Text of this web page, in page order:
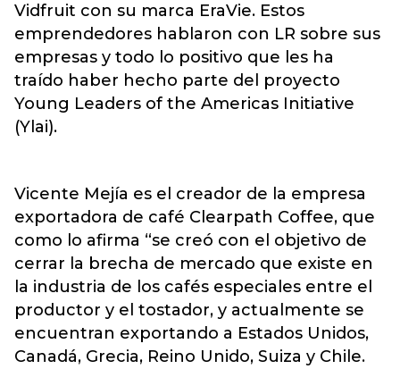
Vidfruit con su marca EraVie. Estos
emprendedores hablaron con LR sobre sus
empresas y todo lo positivo que les ha
traído haber hecho parte del proyecto
Young Leaders of the Americas Initiative
(Ylai).
Vicente Mejía es el creador de la empresa
exportadora de café Clearpath Coffee, que
como lo afirma “se creó con el objetivo de
cerrar la brecha de mercado que existe en
la industria de los cafés especiales entre el
productor y el tostador, y actualmente se
encuentran exportando a Estados Unidos,
Canadá, Grecia, Reino Unido, Suiza y Chile.